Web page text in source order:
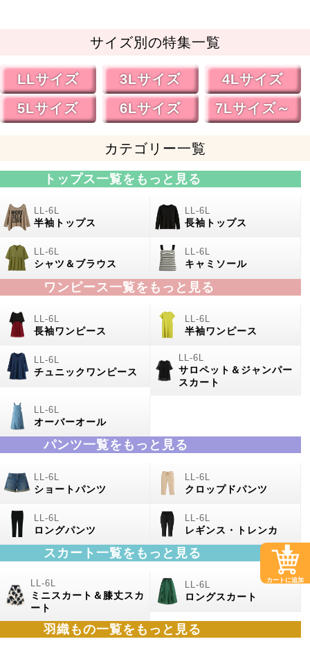
サイズ別の特集一覧
LLサイズ 3Lサイズ
4Lサイズ
5Lサイズ
6Lサイズ 7Lサイズ～
カテゴリー一覧
トップス一覧をもっと見る
半袖トップス 長袖トップス
シャツ＆ブラウス キャミソール
ワンピース一覧をもっと見る
長袖ワンピース 半袖ワンピース
チュニックワンピース
サロペット＆ジャンパー
スカート
オーバーオール
パンツ一覧をもっと見る
ショートパンツ クロップドパンツ
ロングパンツ レギンス・トレンカ
スカート一覧をもっと見る
ミニスカート＆膝丈スカ
ート
ロングスカート
羽織もの一覧をもっと見る
カートに追加